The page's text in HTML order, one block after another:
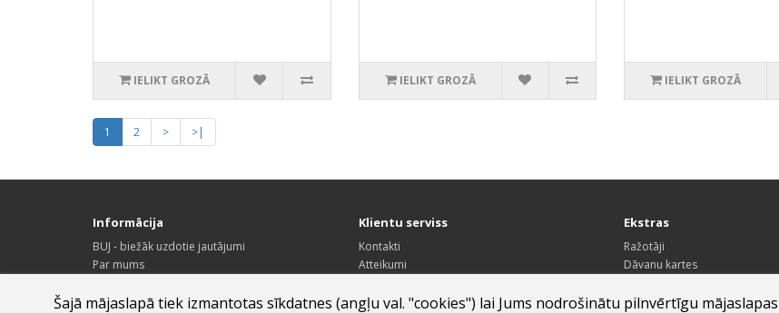
IELIKT GROZĀ IELIKT GROZĀ IELIKT GROZĀ
1 2 > >|
Šajā mājaslapā tiek izmantotas sīkdatnes (angļu val. "cookies") lai Jums nodrošinātu pilnvērtīgu
Informācija
BUJ - biežāk uzdotie jautājumi
Par mums
Piegādes informācija
Klientu serviss
Kontakti
Atteikumi
Ekstras
Ražotāji
Dāvanu kartes
Īpašie piedāvājumi